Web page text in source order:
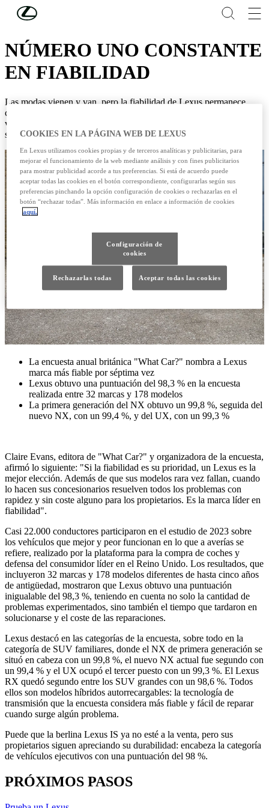
Skip to Main Content
NOTICIAS DE LEXUS
NÚMERO UNO CONSTANTE
EN FIABILIDAD
Las modas vienen y van, pero la fiabilidad de Lexus permanece
constante año tras año. La calidad duradera de sus vehículos ha
vuelto a ser reconocida con el número uno en la encuesta anual
sobre fiabilidad "What Car?" por séptima vez.
La encuesta anual británica "What Car?" nombra a Lexus
marca más fiable por séptima vez
Lexus obtuvo una puntuación del 98,3 % en la encuesta
realizada entre 32 marcas y 178 modelos
La primera generación del NX obtuvo un 99,8 %, seguida del
nuevo NX, con un 99,4 %, y del UX, con un 99,3 %
Claire Evans, editora de "What Car?" y organizadora de la encuesta,
afirmó lo siguiente: "Si la fiabilidad es su prioridad, un Lexus es la
mejor elección. Además de que sus modelos rara vez fallan, cuando
lo hacen sus concesionarios resuelven todos los problemas con
rapidez y sin coste alguno para los propietarios. Es la marca líder en
fiabilidad".
Casi 22.000 conductores participaron en el estudio de 2023 sobre
los vehículos que mejor y peor funcionan en lo que a averías se
refiere, realizado por la plataforma para la compra de coches y
defensa del consumidor líder en el Reino Unido. Los resultados, que
incluyeron 32 marcas y 178 modelos diferentes de hasta cinco años
de antigüedad, mostraron que Lexus obtuvo una puntuación
inigualable del 98,3 %, teniendo en cuenta no solo la cantidad de
problemas experimentados, sino también el tiempo que tardaron en
solucionarse y el coste de las reparaciones.
Lexus destacó en las categorías de la encuesta, sobre todo en la
categoría de SUV familiares, donde el NX de primera generación se
situó en cabeza con un 99,8 %, el nuevo NX actual fue segundo con
un 99,4 % y el UX ocupó el tercer puesto con un 99,3 %. El Lexus
RX quedó segundo entre los SUV grandes con un 98,6 %. Todos
ellos son modelos híbridos autorrecargables: la tecnología de
transmisión que la encuesta considera más fiable y fácil de reparar
cuando surge algún problema.
Puede que la berlina Lexus IS ya no esté a la venta, pero sus
propietarios siguen apreciando su durabilidad: encabeza la categoría
de vehículos ejecutivos con una puntuación del 98 %.
PRÓXIMOS PASOS
COOKIES EN LA PÁGINA WEB DE LEXUS
En Lexus utilizamos cookies propias y de terceros analíticas y publicitarias, para
mejorar el funcionamiento de la web mediante análisis y con fines publicitarios
para mostrar publicidad acorde a tus preferencias. Si está de acuerdo puede
aceptar todas las cookies en el botón correspondiente, configurarlas según sus
preferencias pinchando la opción configuración de cookies o rechazarlas en el
botón “rechazar todas”. Más información en enlace a información de cookies
aquí.
Configuración de
cookies
Rechazarlas todas Aceptar todas las cookies